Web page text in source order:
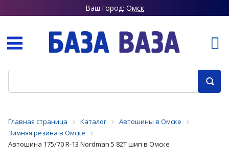
Ваш город: Омск
Главная страница Каталог
Автошины в Омске
Зимняя резина в Омске
Автошина 175/70 R-13 Nordman 5 82T шип в Омске